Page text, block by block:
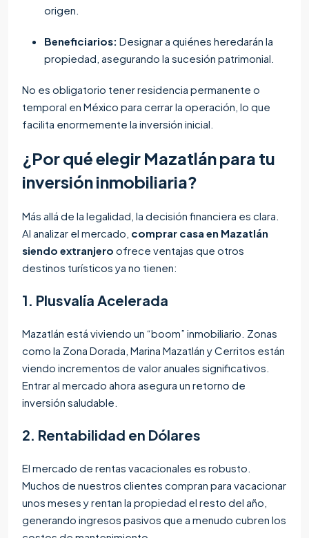
origen.
Beneficiarios: Designar a quiénes heredarán la
propiedad, asegurando la sucesión patrimonial.
No es obligatorio tener residencia permanente o
temporal en México para cerrar la operación, lo que
facilita enormemente la inversión inicial.
¿Por qué elegir Mazatlán para tu
inversión inmobiliaria?
Más allá de la legalidad, la decisión financiera es clara.
Al analizar el mercado, comprar casa en Mazatlán
siendo extranjero ofrece ventajas que otros
destinos turísticos ya no tienen:
1. Plusvalía Acelerada
Mazatlán está viviendo un “boom” inmobiliario. Zonas
como la Zona Dorada, Marina Mazatlán y Cerritos están
viendo incrementos de valor anuales significativos.
Entrar al mercado ahora asegura un retorno de
inversión saludable.
2. Rentabilidad en Dólares
El mercado de rentas vacacionales es robusto.
Muchos de nuestros clientes compran para vacacionar
unos meses y rentan la propiedad el resto del año,
generando ingresos pasivos que a menudo cubren los